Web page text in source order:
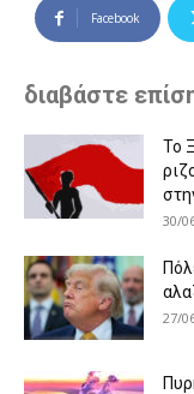
Facebook
διαβάστε
Το
30/
27/